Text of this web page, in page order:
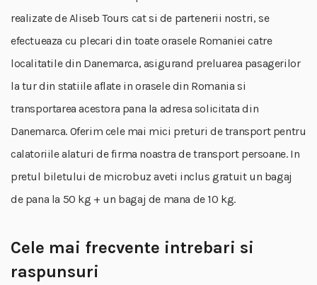
realizate de Aliseb Tours cat si de partenerii nostri, se
efectueaza cu plecari din toate orasele Romaniei catre
localitatile din Danemarca, asigurand preluarea pasagerilor
la tur din statiile aflate in orasele din Romania si
transportarea acestora pana la adresa solicitata din
Danemarca. Oferim cele mai mici preturi de transport pentru
calatoriile alaturi de firma noastra de transport persoane. In
pretul biletului de microbuz aveti inclus gratuit un bagaj
de pana la 50 kg + un bagaj de mana de 10 kg.
Cele mai frecvente intrebari si
raspunsuri